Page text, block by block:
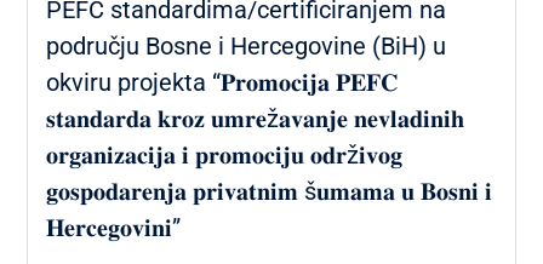
PEFC standardima/certificiranjem na
području Bosne i Hercegovine (BiH) u
okviru projekta “𝐏𝐫𝐨𝐦𝐨𝐜𝐢𝐣𝐚 𝐏𝐄𝐅𝐂
𝐬𝐭𝐚𝐧𝐝𝐚𝐫𝐝𝐚 𝐤𝐫𝐨𝐳 𝐮𝐦𝐫𝐞ž𝐚𝐯𝐚𝐧𝐣𝐞 𝐧𝐞𝐯𝐥𝐚𝐝𝐢𝐧𝐢𝐡
𝐨𝐫𝐠𝐚𝐧𝐢𝐳𝐚𝐜𝐢𝐣𝐚 𝐢 𝐩𝐫𝐨𝐦𝐨𝐜𝐢𝐣𝐮 𝐨𝐝𝐫ž𝐢𝐯𝐨𝐠
𝐠𝐨𝐬𝐩𝐨𝐝𝐚𝐫𝐞𝐧𝐣𝐚 𝐩𝐫𝐢𝐯𝐚𝐭𝐧𝐢𝐦 š𝐮𝐦𝐚𝐦𝐚 𝐮 𝐁𝐨𝐬𝐧𝐢 𝐢
𝐇𝐞𝐫𝐜𝐞𝐠𝐨𝐯𝐢𝐧𝐢”